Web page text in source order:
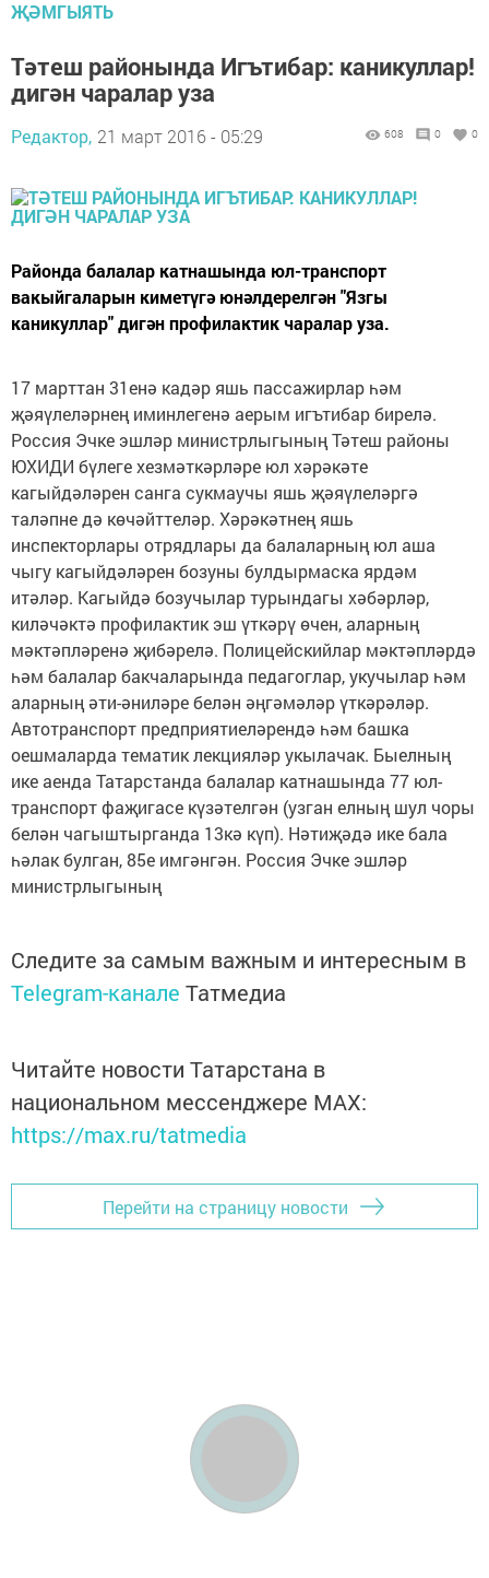
ҖӘМГЫЯТЬ
Тәтеш районында Игътибар: каникуллар!
дигән чаралар уза
Редактор, 21 март 2016 - 05:29 608 0 0
Районда балалар катнашында юл-транспорт
вакыйгаларын киметүгә юнәлдерелгән "Язгы
каникуллар" дигән профилактик чаралар уза.
17 марттан 31енә кадәр яшь пассажирлар һәм
җәяүлеләрнең иминлегенә аерым игътибар бирелә.
Россия Эчке эшләр министрлыгының Тәтеш районы
ЮХИДИ бүлеге хезмәткәрләре юл хәрәкәте
кагыйдәләрен санга сукмаучы яшь җәяүлеләргә
таләпне дә көчәйттеләр. Хәрәкәтнең яшь
инспекторлары отрядлары да балаларның юл аша
чыгу кагыйдәләрен бозуны булдырмаска ярдәм
итәләр. Кагыйдә бозучылар турындагы хәбәрләр,
киләчәктә профилактик эш үткәрү өчен, аларның
мәктәпләренә җибәрелә. Полицейскийлар мәктәпләрдә
һәм балалар бакчаларында педагоглар, укучылар һәм
аларның әти-әниләре белән әңгәмәләр үткәрәләр.
Автотранспорт предприятиеләрендә һәм башка
оешмаларда тематик лекцияләр укылачак. Быелның
ике аенда Татарстанда балалар катнашында 77 юл-
транспорт фаҗигасе күзәтелгән (узган елның шул чоры
белән чагыштырганда 13кә күп). Нәтиҗәдә ике бала
һәлак булган, 85е имгәнгән. Россия Эчке эшләр
министрлыгының
Следите за самым важным и интересным в
Telegram-канале Татмедиа
Читайте новости Татарстана в
национальном мессенджере MАХ:
https://max.ru/tatmedia
Перейти на страницу новости